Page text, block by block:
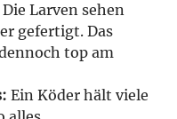
Die Larven sehen
gefertigt. Das
top am
Ein Köder hält viele